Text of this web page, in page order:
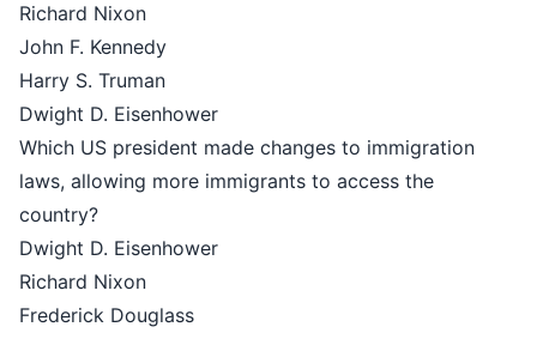
Richard Nixon
John F. Kennedy
Harry S. Truman
Dwight D. Eisenhower
Which US president made changes to immigration
laws, allowing more immigrants to access the
country?
Dwight D. Eisenhower
Richard Nixon
Frederick Douglass